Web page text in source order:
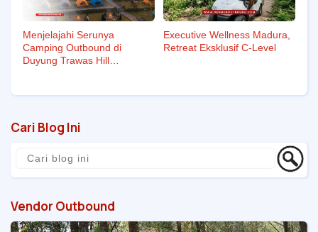
Menjelajahi Serunya
Camping Outbound di
Duyung Trawas Hill
Executive Wellness Madura,
Retreat Eksklusif C-Level
Cari Blog Ini
Vendor Outbound